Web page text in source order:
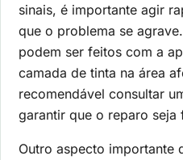
sinais, é importante agir
que o problema se
podem ser feitos com a
camada de tinta na área
recomendável consultar
garantir que o reparo seja
Outro aspecto importante